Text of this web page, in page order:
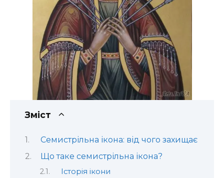
Зміст
Семистрільна ікона: від чого захищає
Що таке семистрільна ікона?
Історія ікони